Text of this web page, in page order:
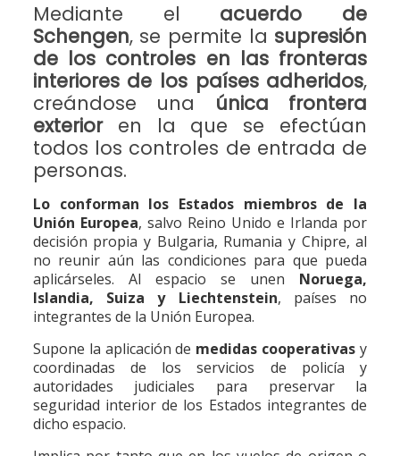
Mediante el acuerdo de
Schengen, se permite la supresión
de los controles en las fronteras
interiores de los países adheridos,
creándose una única frontera
exterioren la que se efectúan
todos los controles de entrada de
personas.
Lo conforman los Estados miembros de la
Unión Europea, salvo Reino Unido e Irlanda por
decisión propia y Bulgaria, Rumania y Chipre, al
no reunir aún las condiciones para que pueda
aplicárseles. Al espacio se unen Noruega,
Islandia, Suiza y Liechtenstein, países no
integrantes de la Unión Europea.
Supone la aplicación de medidas cooperativas y
coordinadas de los servicios de policía y
autoridades judiciales para preservar la
seguridad interior de los Estados integrantes de
dicho espacio.